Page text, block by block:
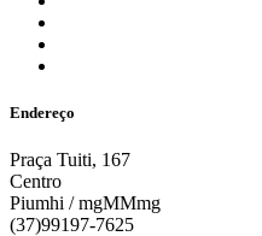
Endereço
Praça Tuiti, 167
Centro
Piumhi / mgMMmg
(37)99197-7625